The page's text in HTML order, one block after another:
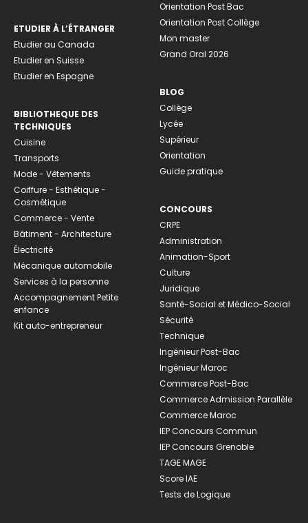
ETUDIER À L’ÉTRANGER
Etudier au Canada
Etudier en Suisse
Etudier en Espagne
BIBLIOTHEQUE DES
TECHNIQUES
Cuisine
Transports
Mode - Vêtements
Coiffure - Esthétique -
Cosmétique
Commerce - Vente
Bâtiment - Architecture
Électricité
Mécanique automobile
Services à la personne
Accompagnement Petite
enfance
Kit auto-entrepreneur
Orientation Post Bac
Orientation Post Collège
Mon master
Grand Oral 2026
BLOG
Collège
Lycée
Supérieur
Orientation
Guide pratique
CONCOURS
CRPE
Administration
Animation-Sport
Culture
Juridique
Santé-Social et Médico-Social
Sécurité
Technique
Ingénieur Post-Bac
Ingénieur Maroc
Commerce Post-Bac
Commerce Admission Parallèle
Commerce Maroc
IEP Concours Commun
IEP Concours Grenoble
TAGE MAGE
Score IAE
Tests de Logique